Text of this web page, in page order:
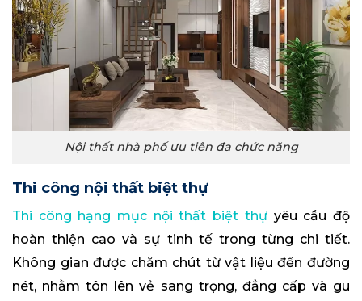
Nội thất nhà phố ưu tiên đa chức năng
Thi công nội thất biệt thự
Thi công hạng mục nội thất biệt thựyêu cầu độ
hoàn thiện cao và sự tinh tế trong từng chi tiết.
Không gian được chăm chút từ vật liệu đến đường
nét, nhằm tôn lên vẻ sang trọng, đẳng cấp và gu